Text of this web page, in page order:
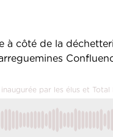
à côté de la
par les élus et Total